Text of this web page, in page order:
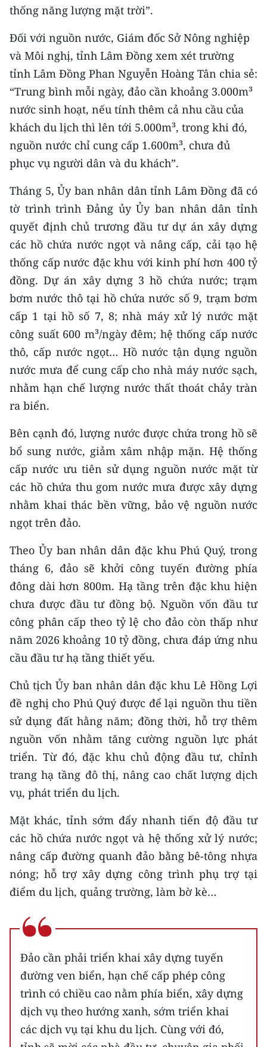
thống năng lượng mặt trời”.
Đối với nguồn nước, Giám đốc Sở Nông nghiệp
và Môi nghị, tỉnh Lâm Đồng xem xét trường
tỉnh Lâm Đồng Phan Nguyễn Hoàng Tân chia sẻ:
“Trung bình mỗi ngày, đảo cần khoảng 3.000m³
nước sinh hoạt, nếu tính thêm cả nhu cầu của
khách du lịch thì lên tới 5.000m³, trong khi đó,
nguồn nước chỉ cung cấp 1.600m³, chưa đủ
phục vụ người dân và du khách”.
Tháng 5, Ủy ban nhân dân tỉnh Lâm Đồng đã có
tờ trình trình Đảng ủy Ủy ban nhân dân tỉnh
quyết định chủ trương đầu tư dự án xây dựng
các hồ chứa nước ngọt và nâng cấp, cải tạo hệ
thống cấp nước đặc khu với kinh phí hơn 400 tỷ
đồng. Dự án xây dựng 3 hồ chứa nước; trạm
bơm nước thô tại hồ chứa nước số 9, trạm bơm
cấp 1 tại hồ số 7, 8; nhà máy xử lý nước mặt
công suất 600 m³/ngày đêm; hệ thống cấp nước
thô, cấp nước ngọt… Hồ nước tận dụng nguồn
nước mưa để cung cấp cho nhà máy nước sạch,
nhằm hạn chế lượng nước thất thoát chảy tràn
ra biển.
Bên cạnh đó, lượng nước được chứa trong hồ sẽ
bổ sung nước, giảm xâm nhập mặn. Hệ thống
cấp nước ưu tiên sử dụng nguồn nước mặt từ
các hồ chứa thu gom nước mưa được xây dựng
nhằm khai thác bền vững, bảo vệ nguồn nước
ngọt trên đảo.
Theo Ủy ban nhân dân đặc khu Phú Quý, trong
tháng 6, đảo sẽ khởi công tuyến đường phía
đông dài hơn 800m. Hạ tầng trên đặc khu hiện
chưa được đầu tư đồng bộ. Nguồn vốn đầu tư
công phân cấp theo tỷ lệ cho đảo còn thấp như
năm 2026 khoảng 10 tỷ đồng, chưa đáp ứng nhu
cầu đầu tư hạ tầng thiết yếu.
Chủ tịch Ủy ban nhân dân đặc khu Lê Hồng Lợi
đề nghị cho Phú Quý được để lại nguồn thu tiền
sử dụng đất hằng năm; đồng thời, hỗ trợ thêm
nguồn vốn nhằm tăng cường nguồn lực phát
triển. Từ đó, đặc khu chủ động đầu tư, chỉnh
trang hạ tầng đô thị, nâng cao chất lượng dịch
vụ, phát triển du lịch.
Mặt khác, tỉnh sớm đẩy nhanh tiến độ đầu tư
các hồ chứa nước ngọt và hệ thống xử lý nước;
nâng cấp đường quanh đảo bằng bê-tông nhựa
nóng; hỗ trợ xây dựng công trình phụ trợ tại
điểm du lịch, quảng trường, làm bờ kè…
Đảo cần phải triển khai xây dựng tuyến
đường ven biển, hạn chế cấp phép công
trình có chiều cao nằm phía biển, xây dựng
dịch vụ theo hướng xanh, sớm triển khai
các dịch vụ tại khu du lịch. Cùng với đó,